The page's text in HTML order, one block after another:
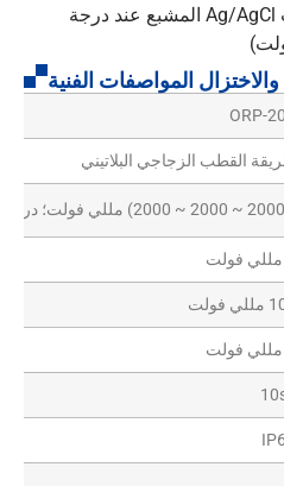
- جهد قطب Ag/AgCl المشبع عند درجة
المواصفات الفنية
ORP-
القطب الزجاجي البلاتيني